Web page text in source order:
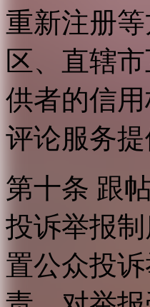
重新注册
区、直辖
供者的信
评论服务
第十条 跟
投诉举报
置公众投